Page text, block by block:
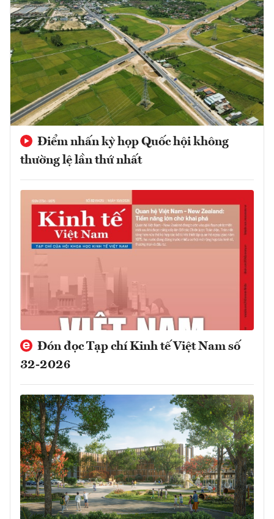
Điểm nhấn kỳ họp Quốc hội không
thường lệ lần thứ nhất
Đón đọc Tạp chí Kinh tế Việt Nam số
32-2026